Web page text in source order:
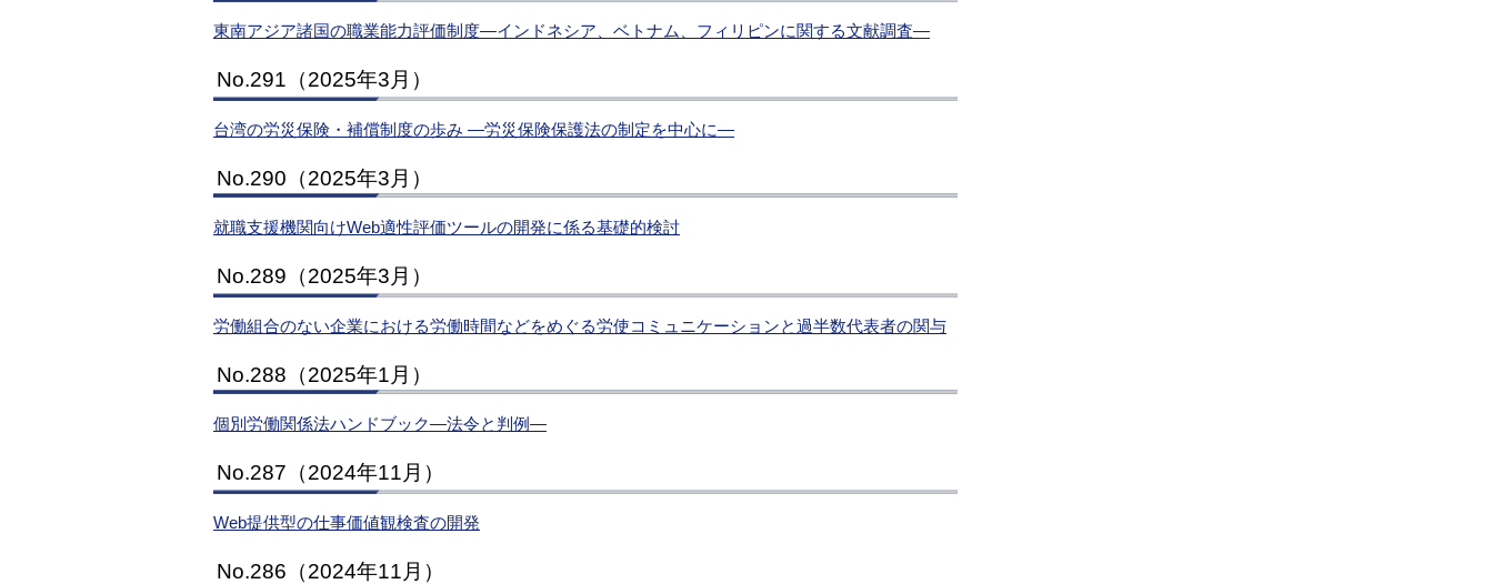
東南アジア諸国の職業能力評価制度―インドネシア、ベトナム、フィリピンに関する文献調査―
No.291（2025年3月）
台湾の労災保険・補償制度の歩み ―労災保険保護法の制定を中心に―
No.290（2025年3月）
就職支援機関向けWeb適性評価ツールの開発に係る基礎的検討
No.289（2025年3月）
労働組合のない企業における労働時間などをめぐる労使コミュニケーションと過半数代表者の関与
No.288（2025年1月）
個別労働関係法ハンドブック―法令と判例―
No.287（2024年11月）
Web提供型の仕事価値観検査の開発
No.286（2024年11月）